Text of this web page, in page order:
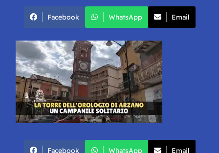
Facebook WhatsApp Email
Facebook WhatsApp Email